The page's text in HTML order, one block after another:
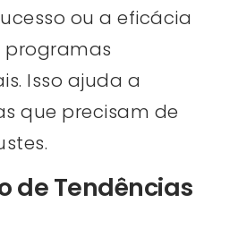
ou a eficácia
programas
Isso ajuda a
que precisam de
de Tendências